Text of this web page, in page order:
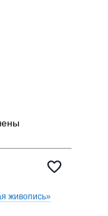
живопись»